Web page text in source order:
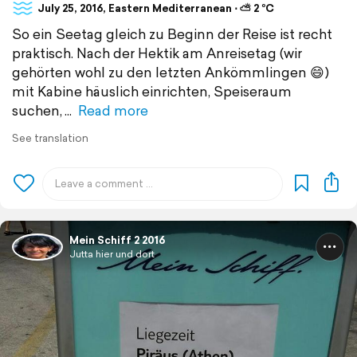
July 25, 2016, Eastern Mediterranean ⋅ ⛅ 2 °C
So ein Seetag gleich zu Beginn der Reise ist recht
praktisch. Nach der Hektik am Anreisetag (wir
gehörten wohl zu den letzten Ankömmlingen 😄)
mit Kabine häuslich einrichten, Speiseraum
suchen,
Read more
See translation
Mein Schiff 2 2016
Jutta hier und dort